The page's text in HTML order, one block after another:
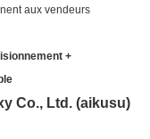
aux vendeurs
+
Co., Ltd. (aikusu)